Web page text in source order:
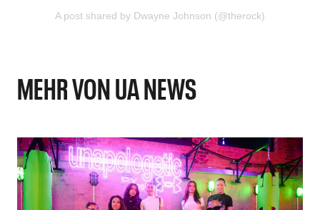
A post shared by Dwayne Johnson (@therock)
MEHR VON UA NEWS